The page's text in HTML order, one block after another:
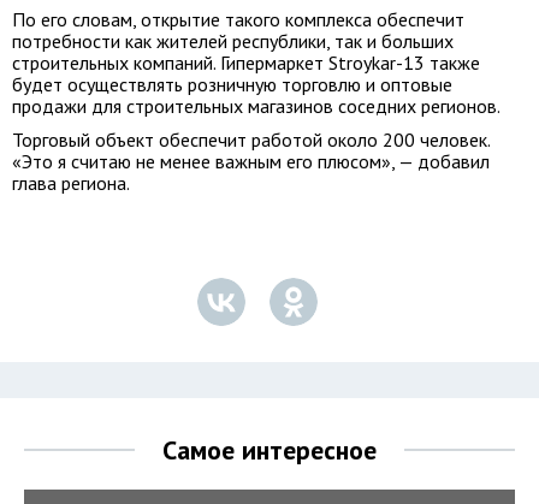
По его словам, открытие такого комплекса обеспечит
потребности как жителей республики, так и больших
строительных компаний. Гипермаркет Stroykar-13 также
будет осуществлять розничную торговлю и оптовые
продажи для строительных магазинов соседних регионов.
Торговый объект обеспечит работой около 200 человек.
«Это я считаю не менее важным его плюсом», — добавил
глава региона.
Самое интересное